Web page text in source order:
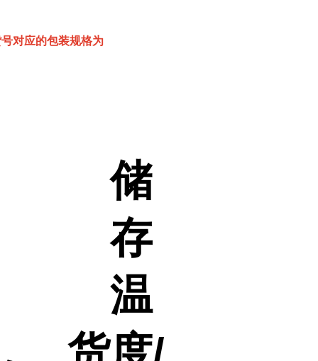
对应的包装规格为
储
存
温